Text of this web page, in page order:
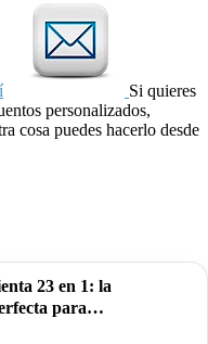
Si quieres
personalizados,
cosa puedes hacerlo desde
23 en 1: la
para…